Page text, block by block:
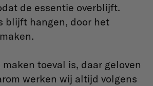
de essentie overblijft.
blijft hangen, door het
toeval is, daar geloven
werken wij altijd volgens